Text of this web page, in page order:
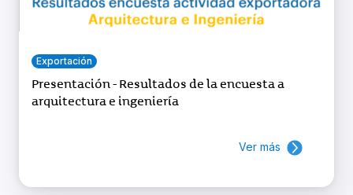
Exportación
Presentación - Resultados de la encuesta a
arquitectura e ingeniería
Ver más